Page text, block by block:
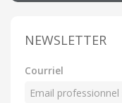
NEWSLETTER
Courriel